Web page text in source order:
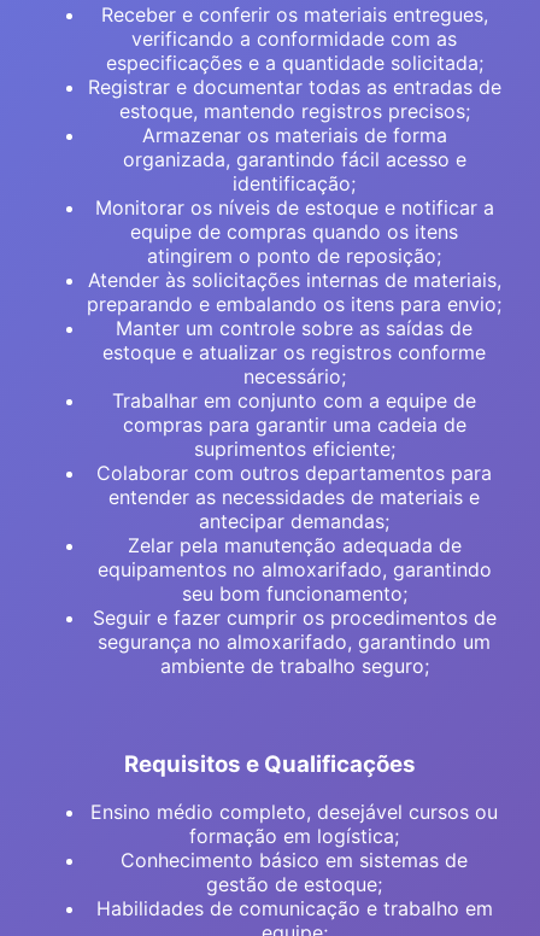
Receber e conferir os materiais entregues,
verificando a conformidade com as
especificações e a quantidade solicitada;
Registrar e documentar todas as entradas de
estoque, mantendo registros precisos;
Armazenar os materiais de forma
organizada, garantindo fácil acesso e
identificação;
Monitorar os níveis de estoque e notificar a
equipe de compras quando os itens
atingirem o ponto de reposição;
Atender às solicitações internas de materiais,
preparando e embalando os itens para envio;
Manter um controle sobre as saídas de
estoque e atualizar os registros conforme
necessário;
Trabalhar em conjunto com a equipe de
compras para garantir uma cadeia de
suprimentos eficiente;
Colaborar com outros departamentos para
entender as necessidades de materiais e
antecipar demandas;
Zelar pela manutenção adequada de
equipamentos no almoxarifado, garantindo
seu bom funcionamento;
Seguir e fazer cumprir os procedimentos de
segurança no almoxarifado, garantindo um
ambiente de trabalho seguro;
Requisitos e Qualificações
Ensino médio completo, desejável cursos ou
formação em logística;
Conhecimento básico em sistemas de
gestão de estoque;
Habilidades de comunicação e trabalho em